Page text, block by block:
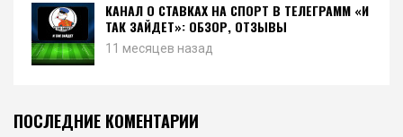
КАНАЛ О СТАВКАХ НА СПОРТ В ТЕЛЕГРАММ «И
ТАК ЗАЙДЕТ»: ОБЗОР, ОТЗЫВЫ
11 месяцев назад
ПОСЛЕДНИЕ КОМЕНТАРИИ